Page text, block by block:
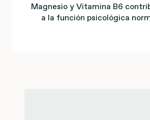
Magnesio y Vitamina B6
a la función psicológica